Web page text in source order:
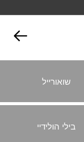
שואורייל
בילי הולידיי